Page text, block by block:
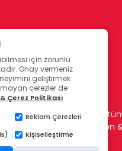
metinler ve diğer
Medikal 2006 - Lady Falcon
için zorunlu
Onay vermeniz
geliştirmek
çerezler de
Çerez Politikası
Reklam Çerezleri
Kişiselleştirme